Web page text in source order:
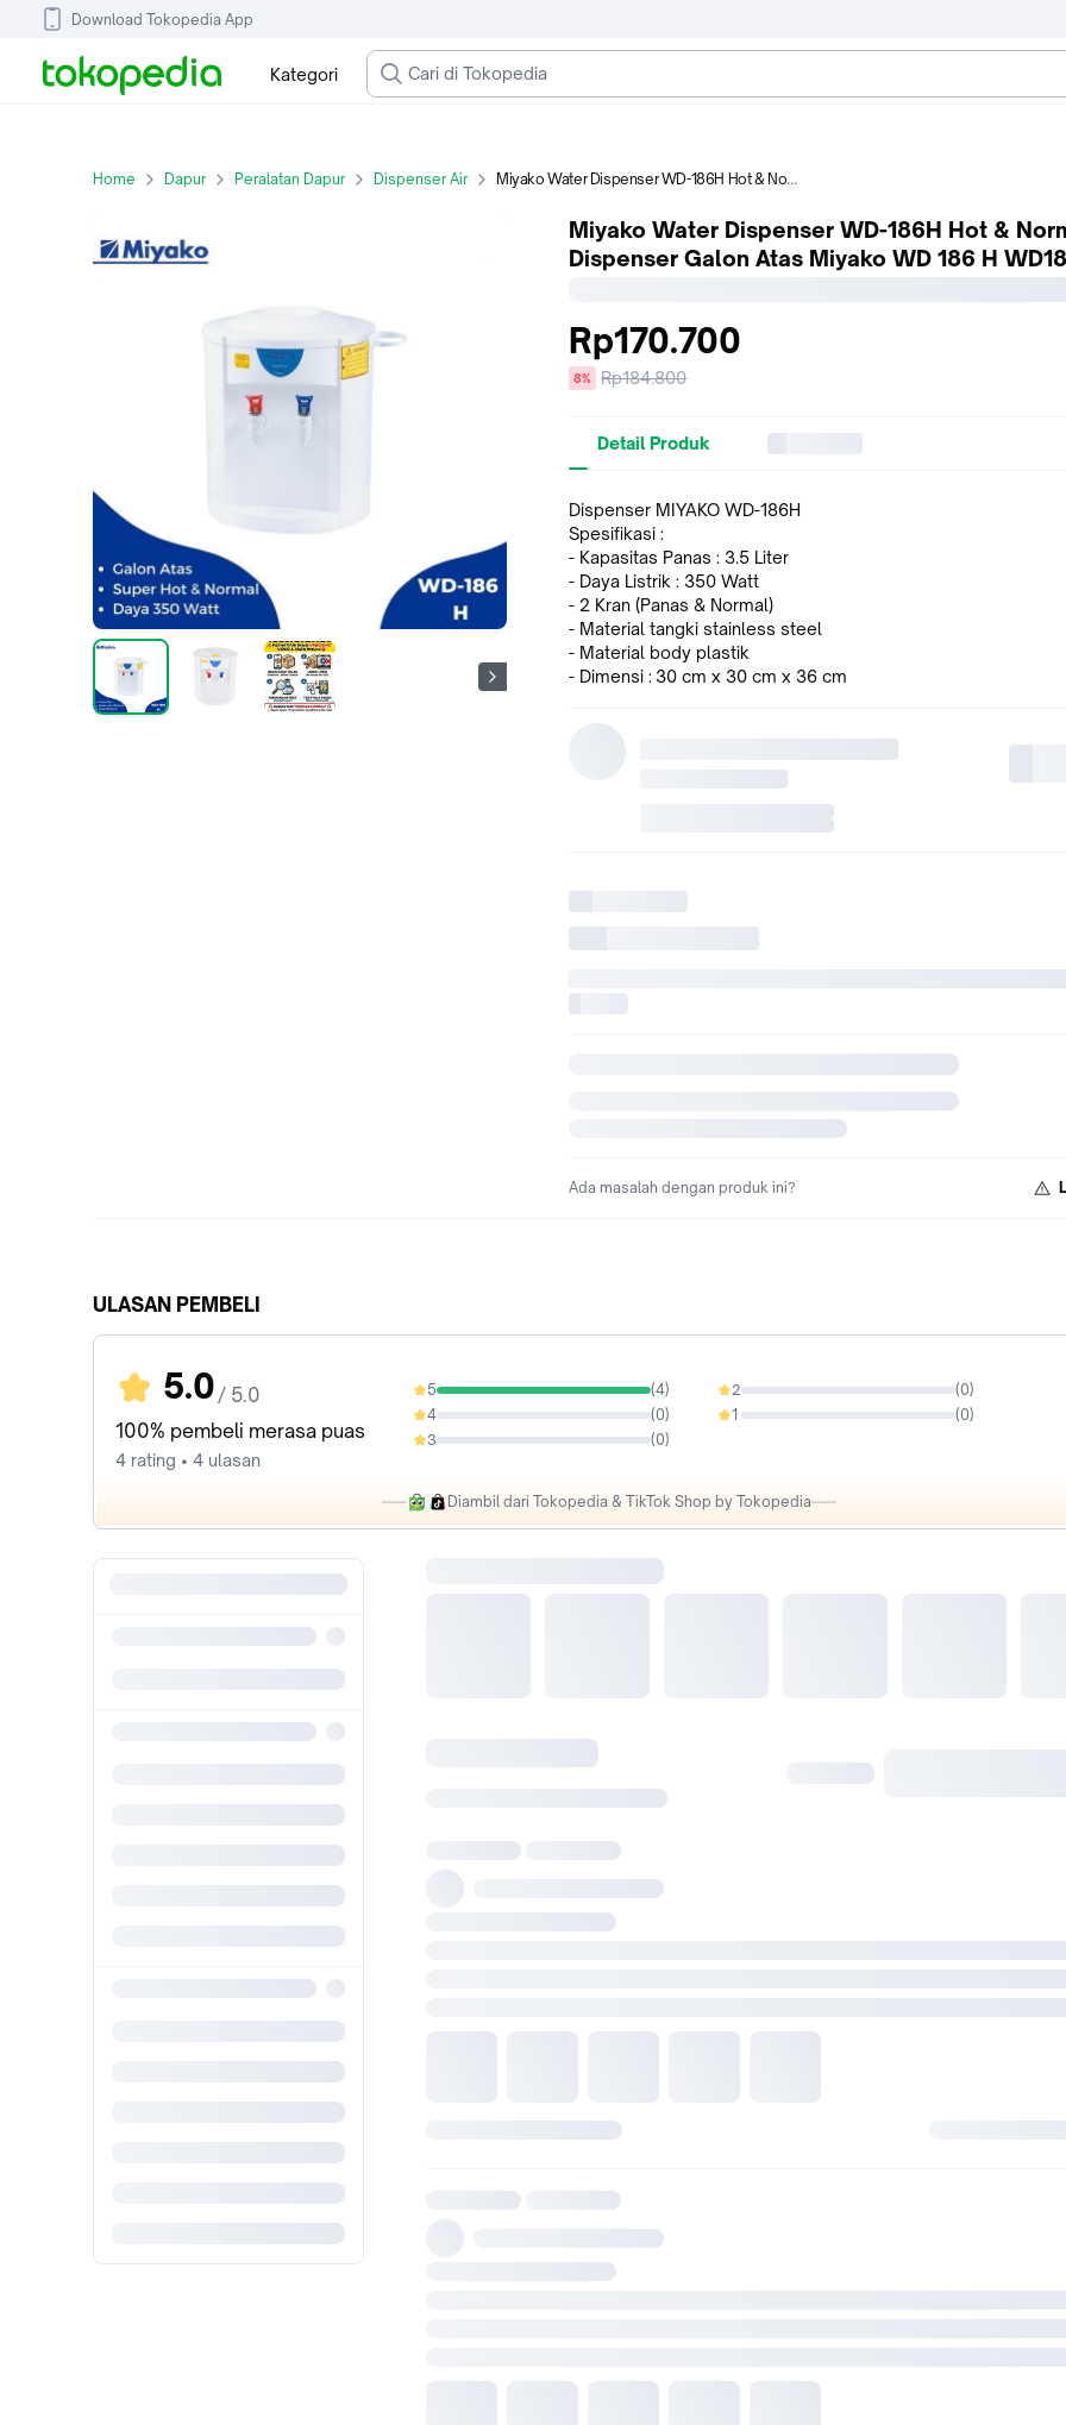
Download Tokopedia App
Kategori
Home Dapur Peralatan Dapur Dispenser Air Miyako Water Dispenser WD-186H Hot & Normal Dispenser Galon Atas Miyako WD 186 H WD186
Miyako Water Dispenser WD-186H Hot &
Dispenser Galon Atas Miyako WD 186 H
Rp170.700
diskon
8%
Harga
Rp184.800
Detail Produk
Dispenser MIYAKO WD-186H
Spesifikasi :
- Kapasitas Panas : 3.5 Liter
- Daya Listrik : 350 Watt
- 2 Kran (Panas & Normal)
- Material tangki stainless steel
- Material body plastik
- Dimensi : 30 cm x 30 cm x 36 cm
hadir untuk memenuhi kebutuhan keseharian anda. Memiliki 2
yang berbeda, yaitu panas dan dingin. Membuat anda dan
menjadi lebih mudah untuk meminum air.
Ada masalah dengan produk ini?
ULASAN PEMBELI
5.0 / 5.0
100% pembeli merasa puas
4 rating • 4 ulasan
5 (4)
100%
4 (0)
0%
3 (0)
0%
2 (0)
0%
1 (0)
0%
Diambil dari Tokopedia & TikTok Shop by Tokopedia